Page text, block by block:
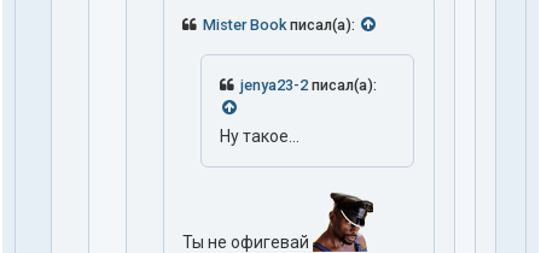
Mister Book писал(а):
jenya23-2 писал(а):
Ну такое...
Ты не офигевай